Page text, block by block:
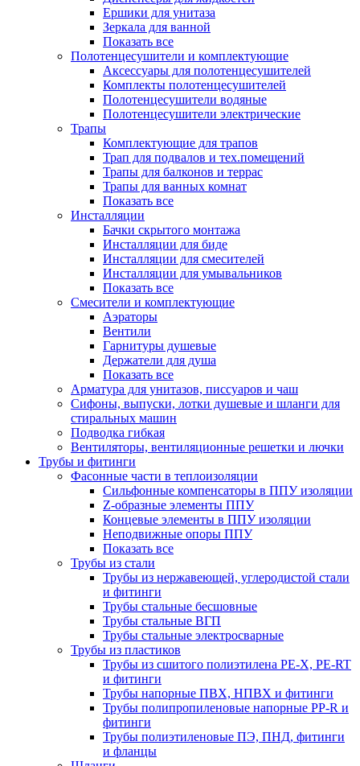
Ершики для унитаза
Зеркала для ванной
Показать все
Полотенцесушители и комплектующие
Аксессуары для полотенцесушителей
Комплекты полотенцесушителей
Полотенцесушители водяные
Полотенцесушители электрические
Трапы
Комплектующие для трапов
Трап для подвалов и тех.помещений
Трапы для балконов и террас
Трапы для ванных комнат
Показать все
Инсталляции
Бачки скрытого монтажа
Инсталляции для биде
Инсталляции для смесителей
Инсталляции для умывальников
Показать все
Смесители и комплектующие
Аэраторы
Вентили
Гарнитуры душевые
Держатели для душа
Показать все
Арматура для унитазов, писсуаров и чаш
Сифоны, выпуски, лотки душевые и шланги для
стиральных машин
Подводка гибкая
Вентиляторы, вентиляционные решетки и лючки
Трубы и фитинги
Фасонные части в теплоизоляции
Cильфонные компенсаторы в ППУ изоляции
Z-образные элементы ППУ
Концевые элементы в ППУ изоляции
Неподвижные опоры ППУ
Показать все
Трубы из стали
Трубы из нержавеющей, углеродистой стали
и фитинги
Трубы стальные бесшовные
Трубы стальные ВГП
Трубы стальные электросварные
Трубы из пластиков
Трубы из сшитого полиэтилена PE-X, PE-RT
и фитинги
Трубы напорные ПВХ, НПВХ и фитинги
Трубы полипропиленовые напорные PP-R и
фитинги
Трубы полиэтиленовые ПЭ, ПНД, фитинги
и фланцы